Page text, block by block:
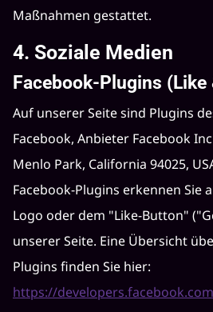
Maßnahmen gestattet.
4. Soziale Medien
Facebook-Plugins
Auf unserer Seite sind Plugins
Facebook, Anbieter Facebook
Menlo Park, California 94025,
Facebook-Plugins erkennen Sie
Logo oder dem "Like-Button"
unserer Seite. Eine Übersicht
Plugins finden Sie hier:
https://